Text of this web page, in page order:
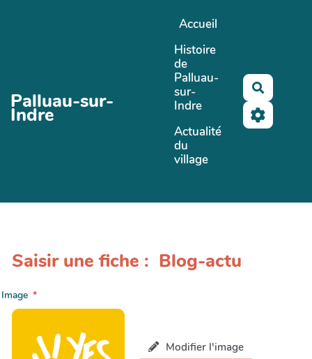
Palluau-sur-
Indre
Accueil
Histoire
de
Palluau-
sur-
Indre
Actualité
du
village
Saisir une fiche : Blog-actu
Image
Modifier l'image